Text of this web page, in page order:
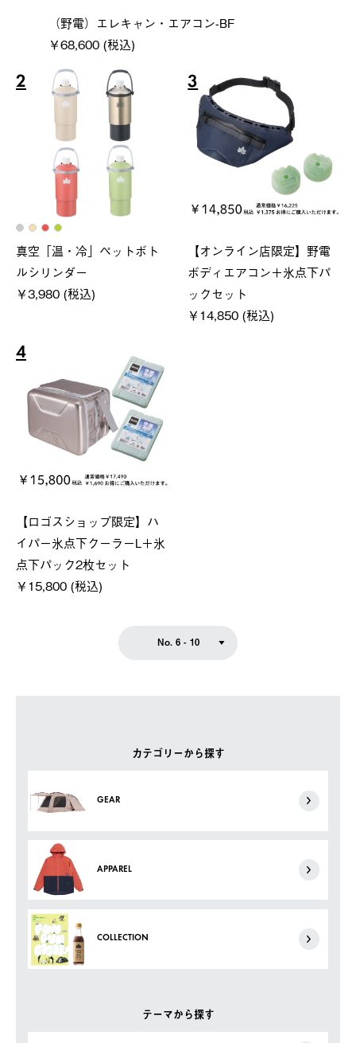
カテゴリーから探す
GEAR
APPAREL
COLLECTION
テーマから探す
（野電）エレキャン・エアコン-BF
￥68,600 (税込)
2
真空「温・冷」ペットボト
ルシリンダー
￥3,980 (税込)
3
【オンライン店限定】野電
ボディエアコン＋氷点下パ
ックセット
￥14,850 (税込)
4
【ロゴスショップ限定】ハ
イパー氷点下クーラーL＋氷
点下パック2枚セット
￥15,800 (税込)
No. 6 - 10